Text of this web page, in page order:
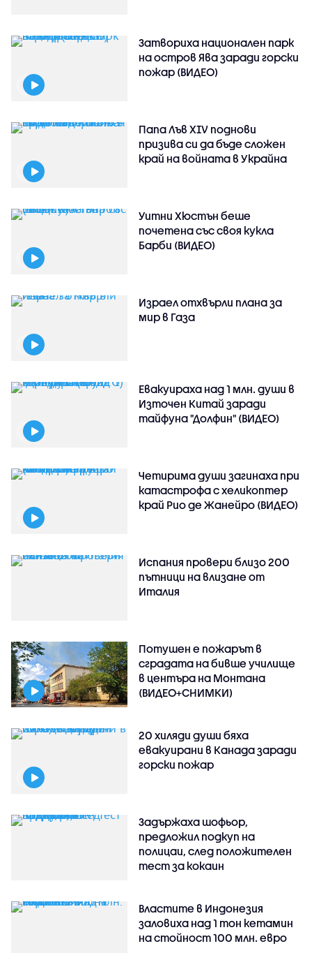
Затвориха национален парк
на остров Ява заради горски
пожар (ВИДЕО)
Папа Лъв XIV поднови
призива си да бъде сложен
край на войната в Украйна
Уитни Хюстън беше
почетена със своя кукла
Барби (ВИДЕО)
Израел отхвърли плана за
мир в Газа
Евакуираха над 1 млн. души в
Източен Китай заради
тайфуна "Долфин" (ВИДЕО)
Четирима души загинаха при
катастрофа с хеликоптер
край Рио де Жанейро (ВИДЕО)
Испания провери близо 200
пътници на влизане от
Италия
Потушен е пожарът в
сградата на бивше училище
в центъра на Монтана
(ВИДЕО+СНИМКИ)
20 хиляди души бяха
евакуирани в Канада заради
горски пожар
Задържаха шофьор,
предложил подкуп на
полицаи, след положителен
тест за кокаин
Властите в Индонезия
заловиха над 1 тон кетамин
на стойност 100 млн. евро